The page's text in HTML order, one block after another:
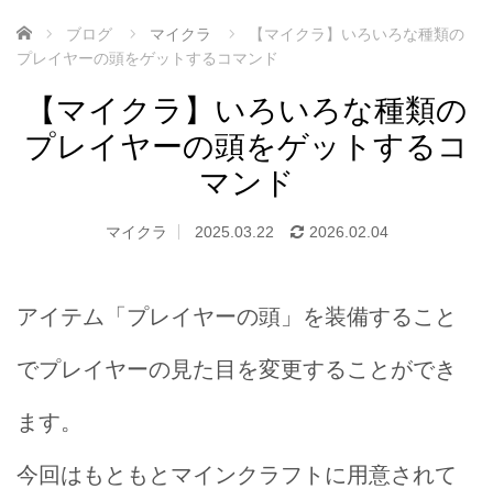
ホーム ブログ マイクラ
【マイクラ】いろいろな種類の
プレイヤーの頭をゲットするコマンド
【マイクラ】いろいろな種類の
プレイヤーの頭をゲットするコ
マンド
マイクラ 2025.03.22 2026.02.04
アイテム「プレイヤーの頭」を装備すること
でプレイヤーの見た目を変更することができ
ます。
今回はもともとマインクラフトに用意されて